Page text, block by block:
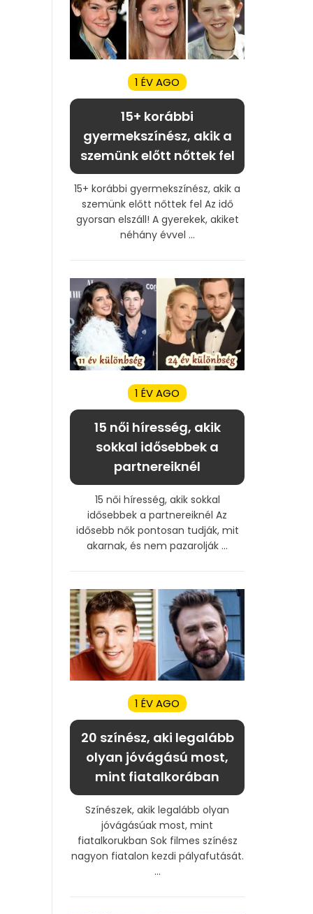
1 ÉV AGO
15+ korábbi
gyermekszínész, akik a
szemünk előtt nőttek fel
15+ korábbi gyermekszínész, akik a
szemünk előtt nőttek fel Az idő
gyorsan elszáll! A gyerekek, akiket
néhány évvel ...
1 ÉV AGO
15 női híresség, akik
sokkal idősebbek a
partnereiknél
15 női híresség, akik sokkal
idősebbek a partnereiknél Az
idősebb nők pontosan tudják, mit
akarnak, és nem pazarolják ...
1 ÉV AGO
20 színész, aki legalább
olyan jóvágású most,
mint fiatalkorában
Színészek, akik legalább olyan
jóvágásúak most, mint
fiatalkorukban Sok filmes színész
nagyon fiatalon kezdi pályafutását.
...